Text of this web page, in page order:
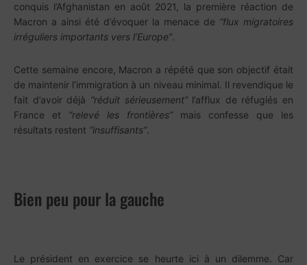
conquis l’Afghanistan en août 2021, la première réaction de
Macron a ainsi été d’évoquer la menace de “flux migratoires
irréguliers importants vers l’Europe”.
Cette semaine encore, Macron a répété que son objectif était
de maintenir l’immigration à un niveau minimal. Il revendique le
fait d’avoir déjà “réduit sérieusement”l’afflux de réfugiés en
France et “relevé les frontières”mais confesse que les
résultats restent “insuffisants”.
Bien peu pour la gauche
Le président en exercice se heurte ici à un dilemme. Car